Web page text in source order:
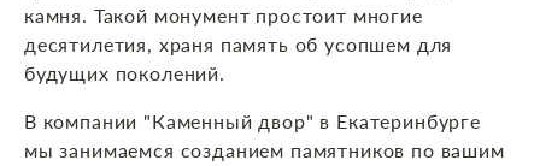
камня. Такой монумент простоит многие
десятилетия, храня память об усопшем для
будущих поколений.
В компании "Каменный двор" в Екатеринбурге
мы занимаемся созданием памятников по вашим